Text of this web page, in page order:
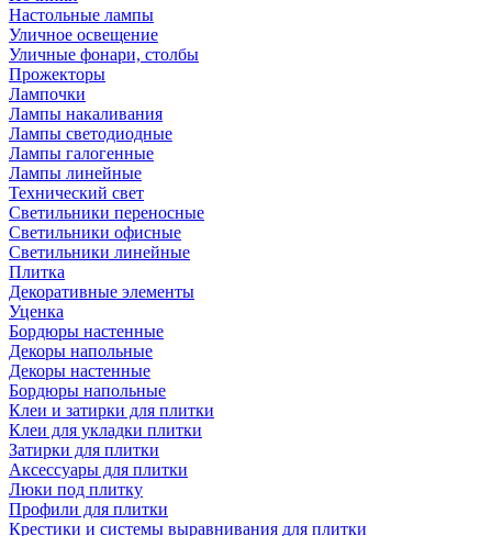
Настольные лампы
Уличное освещение
Уличные фонари, столбы
Прожекторы
Лампочки
Лампы накаливания
Лампы светодиодные
Лампы галогенные
Лампы линейные
Технический свет
Светильники переносные
Светильники офисные
Светильники линейные
Плитка
Декоративные элементы
Уценка
Бордюры настенные
Декоры напольные
Декоры настенные
Бордюры напольные
Клеи и затирки для плитки
Клеи для укладки плитки
Затирки для плитки
Аксессуары для плитки
Люки под плитку
Профили для плитки
Крестики и системы выравнивания для плитки